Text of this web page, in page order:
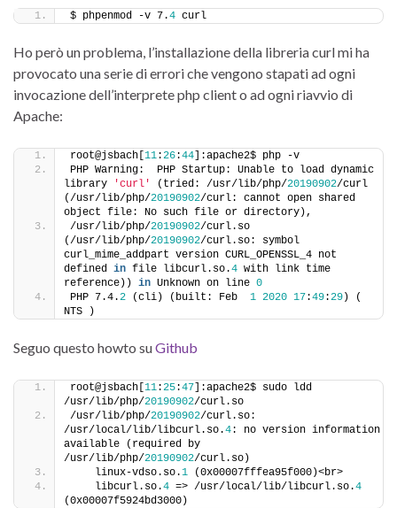
$ phpenmod -v 7.4 curl
Ho però un problema, l’installazione della libreria curl mi ha
provocato una serie di errori che vengono stapati ad ogni
invocazione dell’interprete php client o ad ogni riavvio di
Apache:
root@jsbach[11:26:44]:apache2$ php -v
PHP Warning:  PHP Startup: Unable to load dynamic
library
'curl' (tried: /usr/lib/php/20190902/curl
(/usr/lib/php/20190902/curl: cannot open shared
object file: No such file or directory),
/usr/lib/php/20190902/curl.so
(/usr/lib/php/20190902/curl.so: symbol
curl_mime_addpart version CURL_OPENSSL_4 not
defined in file libcurl.so.4 with link time
reference)) in Unknown on line 0
PHP 7.4.2 (cli) (built: Feb 1 2020 17:49:29) (
NTS )
Seguo questo howto suGithub
root@jsbach[11:25:47]:apache2$ sudo ldd
/usr/lib/php/20190902/curl.so
/usr/lib/php/20190902/curl.so:
/usr/local/lib/libcurl.so.4: no version information
available (required by
/usr/lib/php/20190902/curl.so)
    linux-vdso.so.
1 (0x00007fffea95f000)<br>
    libcurl.so.
4 => /usr/local/lib/libcurl.so.4
(0x00007f5924bd3000)